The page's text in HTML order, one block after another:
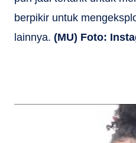
berpikir untuk
lainnya. (MU) Foto: